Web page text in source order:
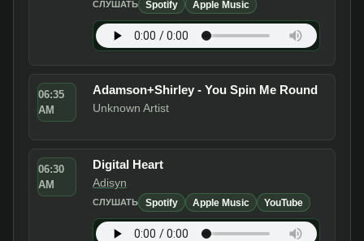
СЛУШАТЬ Spotify Apple Music
06:35
AM
Adamson+Shirley - You Spin Me Round
Unknown Artist
06:30
AM
Digital Heart
Adisyn
СЛУШАТЬ Spotify Apple Music YouTube